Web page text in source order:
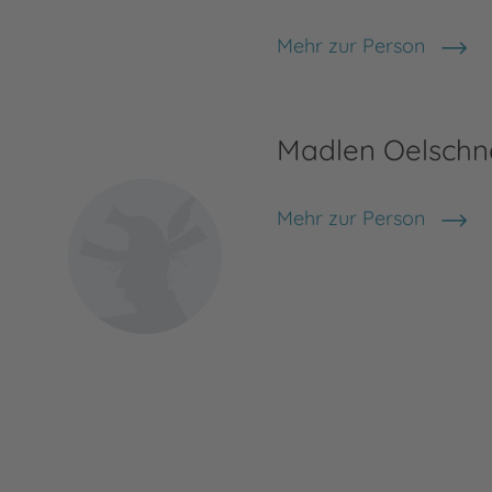
Mehr zur Person
Magdalena Gammel
Madlen
Mehr zur Person
Madlen Oelschner